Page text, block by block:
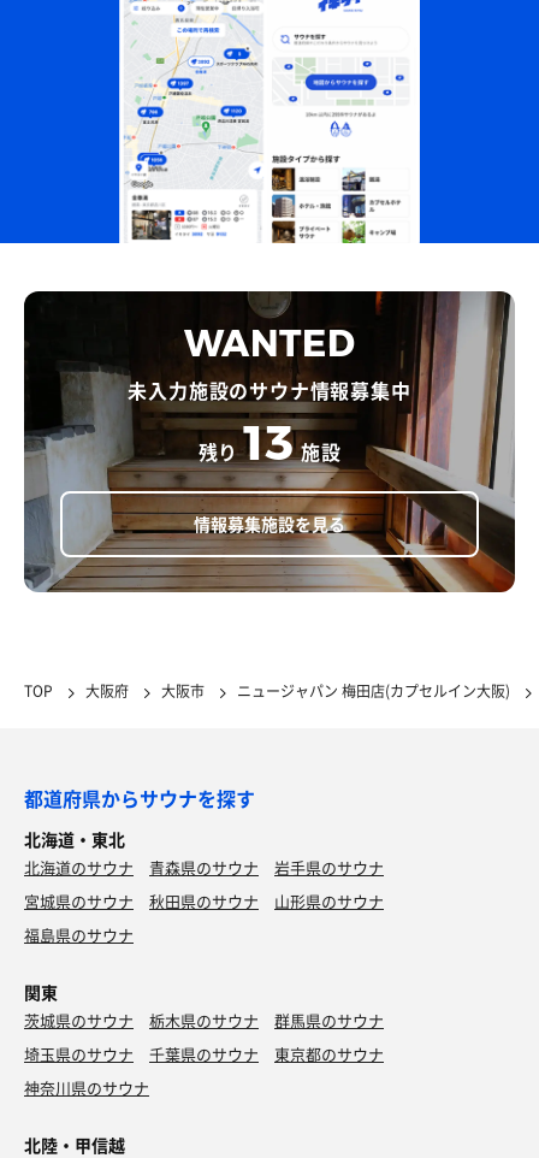
WANTED
未入力施設のサウナ情報募集中
残り 13 施設
情報募集施設を見る
TOP 大阪府 大阪市 ニュージャパン 梅田店(カプセルイン大阪)
都道府県からサウナを探す
北海道・東北
北海道のサウナ 青森県のサウナ
岩手県のサウナ
宮城県のサウナ
秋田県のサウナ
山形県のサウナ
福島県のサウナ
関東
茨城県のサウナ 栃木県のサウナ
群馬県のサウナ
埼玉県のサウナ
千葉県のサウナ
東京都のサウナ
神奈川県のサウナ
北陸・甲信越